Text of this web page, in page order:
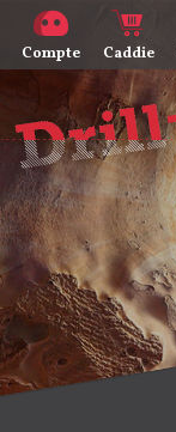
Compte Caddie